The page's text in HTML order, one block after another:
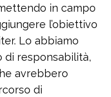
in campo
l’obiettivo
Lo abbiamo
di responsabilità,
avrebbero
di